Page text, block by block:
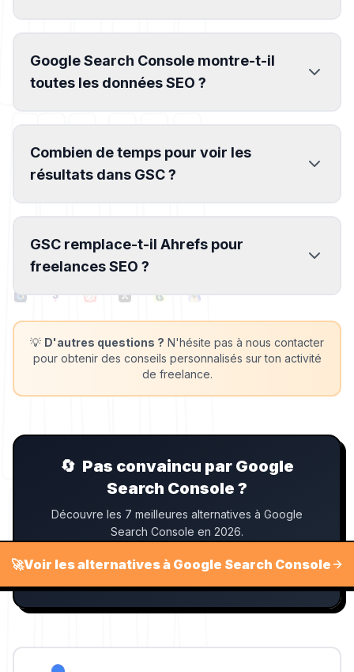
Google Search Console montre-t-il
toutes les données SEO ?
Combien de temps pour voir les
résultats dans GSC ?
GSC remplace-t-il Ahrefs pour
freelances SEO ?
💡 D'autres questions ? N'hésite pas à nous contacter
pour obtenir des conseils personnalisés sur ton activité
de freelance.
🔄 Pas convaincu par Google
Search Console ?
Découvre les 7 meilleures alternatives à Google
Search Console en 2026.
🚀Voir les alternatives à Google Search Console